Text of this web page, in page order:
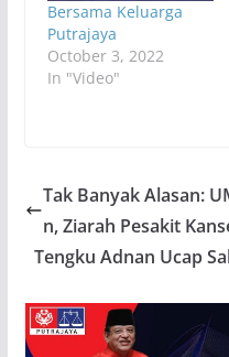
Bersama Keluarga
Putrajaya
October 3, 2022
In "Video"
Tak Banyak Alasan:
n, Ziarah Pesakit
Tengku Adnan Ucap